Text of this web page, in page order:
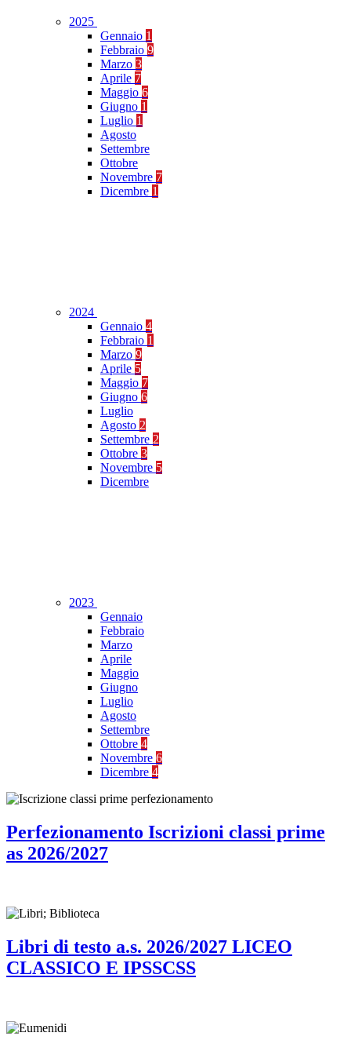
2025
Gennaio 1
Febbraio 9
Marzo 3
Aprile 7
Maggio 6
Giugno 1
Luglio 1
Agosto
Settembre
Ottobre
Novembre 7
Dicembre 1
2024
Gennaio 4
Febbraio 1
Marzo 9
Aprile 5
Maggio 7
Giugno 6
Luglio
Agosto 2
Settembre 2
Ottobre 3
Novembre 5
Dicembre
2023
Gennaio
Febbraio
Marzo
Aprile
Maggio
Giugno
Luglio
Agosto
Settembre
Ottobre 4
Novembre 6
Dicembre 4
Perfezionamento Iscrizioni classi prime
as 2026/2027
Libri di testo a.s. 2026/2027 LICEO
CLASSICO E IPSSCSS